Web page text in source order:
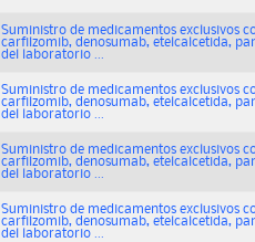
Suministro de medicamentos exclusivos
carfilzomib, denosumab, etelcalcetida,
del laboratorio ...
Suministro de medicamentos exclusivos
carfilzomib, denosumab, etelcalcetida,
del laboratorio ...
Suministro de medicamentos exclusivos
carfilzomib, denosumab, etelcalcetida,
del laboratorio ...
Suministro de medicamentos exclusivos
carfilzomib, denosumab, etelcalcetida,
del laboratorio ...